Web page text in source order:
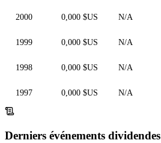
2000 0,000 $US N/A
1999 0,000 $US N/A
1998 0,000 $US N/A
1997 0,000 $US N/A
Derniers événements dividendes